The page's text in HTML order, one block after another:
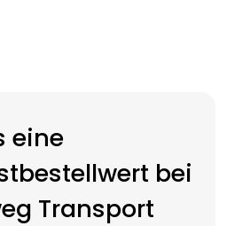
eine
bei
Transport